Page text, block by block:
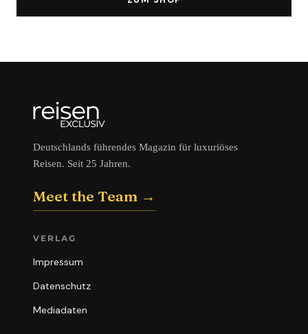
Deutschlands führendes Magazin für luxuriöses
Reisen. Seit 25 Jahren.
Meet the Team →
VERLAG
Impressum
Datenschutz
Mediadaten